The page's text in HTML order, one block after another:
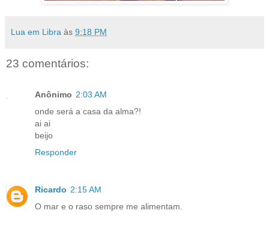
Lua em Libra às 9:18 PM
23 comentários:
Anônimo 2:03 AM
onde será a casa da alma?!
ai ai
beijo
Responder
Ricardo 2:15 AM
O mar e o raso sempre me alimentam.